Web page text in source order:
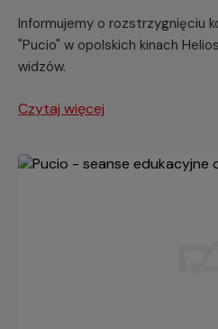
Informujemy o rozstrzygnięciu
"Pucio" w opolskich kinach
widzów.
Czytaj więcej